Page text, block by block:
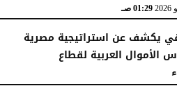
01:29 صـ
يكشف عن استراتيجية مصرية
الأموال العربية لقطاع